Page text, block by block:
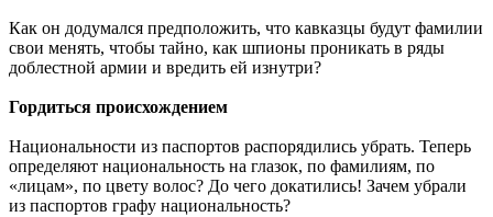
Как он додумался предположить, что кавказцы будут фамилии
свои менять, чтобы тайно, как шпионы проникать в ряды
доблестной армии и вредить ей изнутри?
Гордиться происхождением
Национальности из паспортов распорядились убрать. Теперь
определяют национальность на глазок, по фамилиям, по
«лицам», по цвету волос? До чего докатились! Зачем убрали
из паспортов графу национальность?